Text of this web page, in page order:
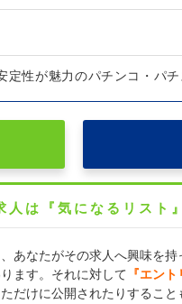
定性が魅力のパチンコ・パ
人は『気になるリスト
あなたがその求人へ興味を
ます。それに対して 『エント
だけに公開されたりするこ